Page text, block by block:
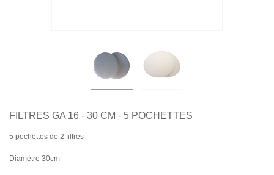
FILTRES GA 16 - 30 CM - 5 POCHETTES
5 pochettes de 2 filtres
Diamètre 30cm